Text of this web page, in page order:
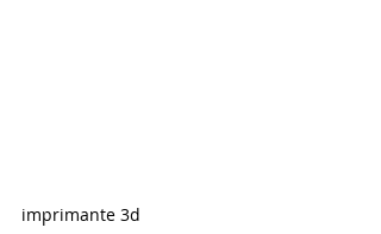
imprimante 3d